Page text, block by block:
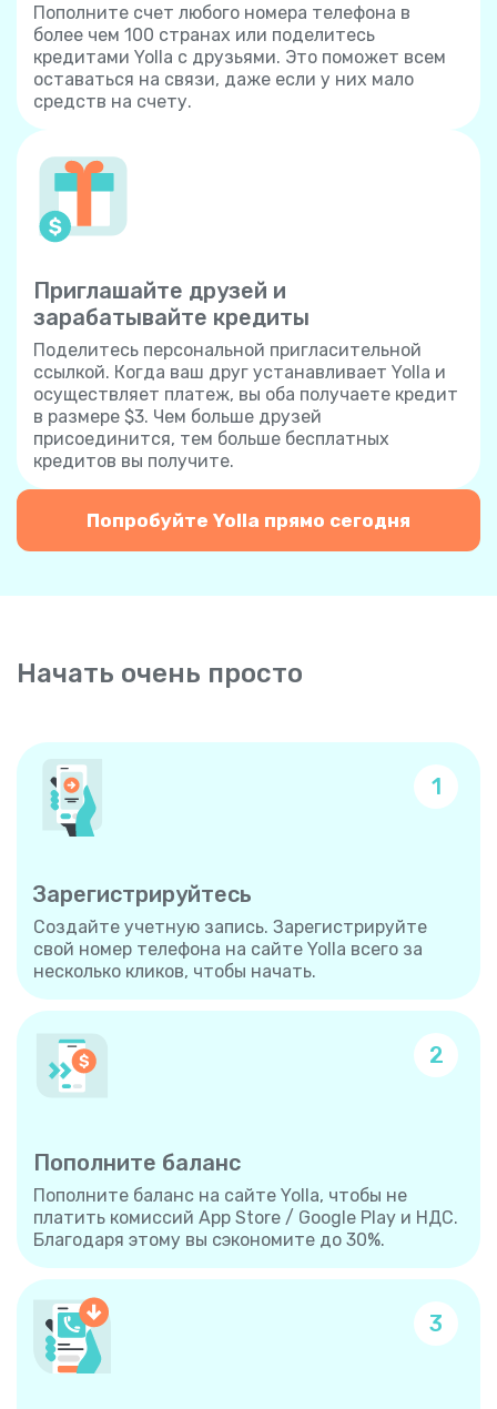
Пополните счет любого номера телефона в
более чем 100 странах или поделитесь
кредитами Yolla с друзьями. Это поможет всем
оставаться на связи, даже если у них мало
средств на счету.
Приглашайте друзей и
зарабатывайте кредиты
Поделитесь персональной пригласительной
ссылкой. Когда ваш друг устанавливает Yolla и
осуществляет платеж, вы оба получаете кредит
в размере $3. Чем больше друзей
присоединится, тем больше бесплатных
кредитов вы получите.
Попробуйте Yolla прямо сегодня
Начать очень просто
1
Зарегистрируйтесь
Создайте учетную запись. Зарегистрируйте
свой номер телефона на сайте Yolla всего за
несколько кликов, чтобы начать.
2
Пополните баланс
Пополните баланс на сайте Yolla, чтобы не
платить комиссий App Store / Google Play и НДС.
Благодаря этому вы сэкономите до 30%.
3